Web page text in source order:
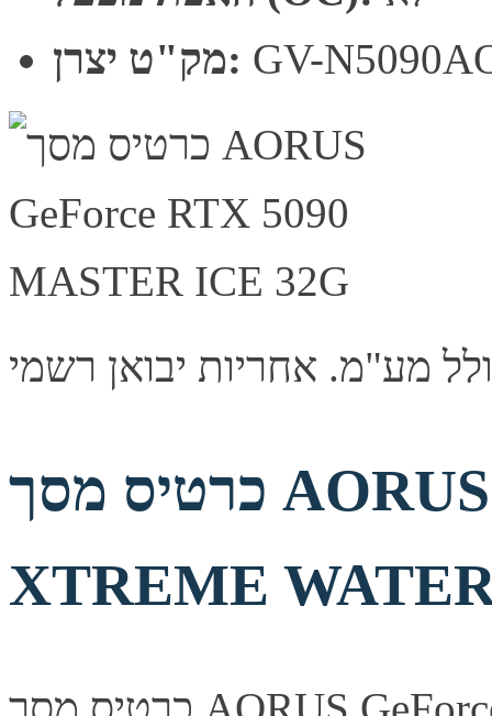
מק"ט יצרן: GV-
כרטיס מסך AORUS GeForce RTX 5090
XTREME